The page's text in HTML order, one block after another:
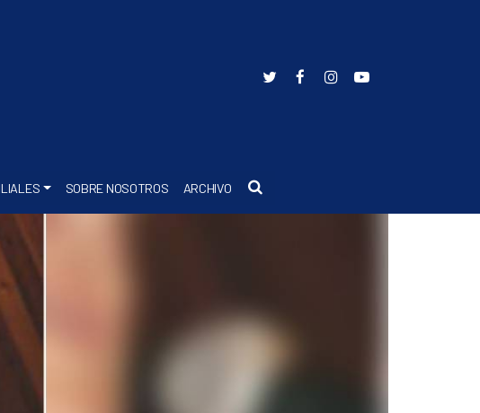
SOBRE NOSOTROS ARCHIVO Buscar